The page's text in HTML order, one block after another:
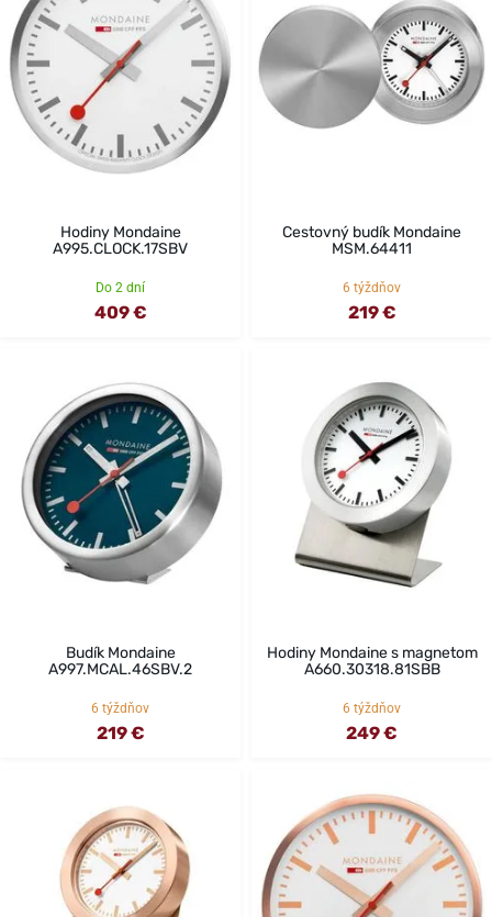
Hodiny Mondaine
A995.CLOCK.17SBV
Do 2 dní
409 €
Cestovný budík Mondaine
MSM.64411
6 týždňov
219 €
Budík Mondaine
A997.MCAL.46SBV.2
6 týždňov
219 €
Hodiny Mondaine s magnetom
A660.30318.81SBB
6 týždňov
249 €